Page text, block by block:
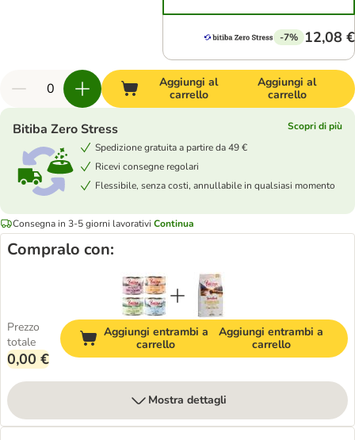
-7% 12,08 €
Aggiungi al
carrello
Aggiungi al
carrello
Bitiba Zero Stress
Scopri di più
Spedizione gratuita a partire da 49 €
Ricevi consegne regolari
Flessibile, senza costi, annullabile in qualsiasi momento
Consegna in 3-5 giorni lavorativi Continua
Compralo con:
Prezzo
totale
0,00 €
Aggiungi entrambi a
carrello
Aggiungi entrambi a
carrello
Mostra dettagli